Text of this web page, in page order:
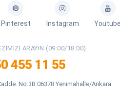
Pinterest Instagram
ARAYIN (09:00/18:00)
455 11 55
No:3B 06378 Yenimahalle/Ankara